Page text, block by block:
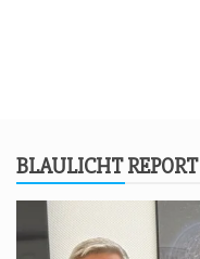
BLAU­LICHT REPORT